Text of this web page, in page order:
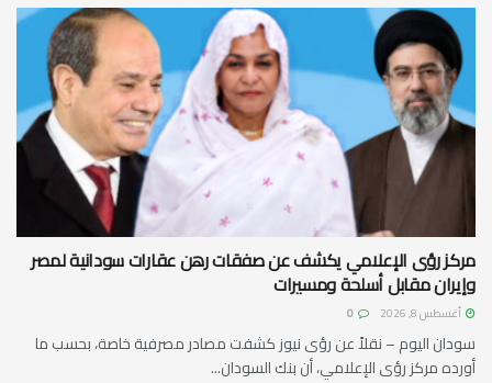
مركز رؤى الإعلامي يكشف عن صفقات رهن عقارات سودانية لمصر
وإيران مقابل أسلحة ومسيرات
أغسطس 8, 2026
سودان اليوم – نقلاً عن رؤى نيوز كشفت مصادر مصرفية خاصة، بحسب ما
أورده مركز رؤى الإعلامي، أن بنك السودان...